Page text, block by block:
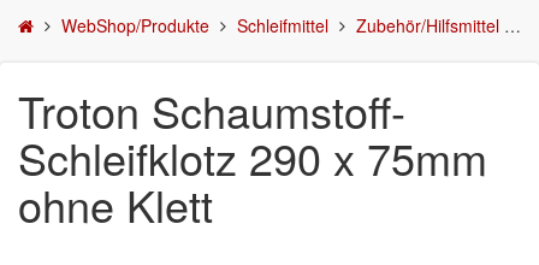
Schleifscheiben
DELTA-Schleifscheiben
Schleifstreifen
Schleifmittel in Rollen
Schleifbogen
WebShop/Produkte Schleifmittel Zubehör/Hilfsmittel
Troton Schaumstoff-
Schleifklotz 290 x 75mm
ohne Klett